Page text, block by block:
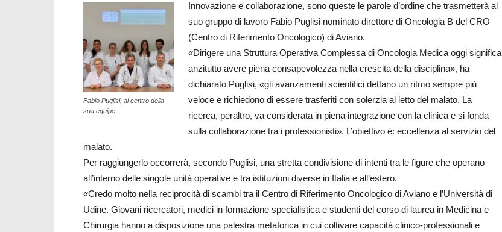
Fabio Puglisi, al centro della
sua équipe
Innovazione e collaborazione, sono queste le parole d’ordine che trasmetterà al
suo gruppo di lavoro Fabio Puglisi nominato direttore di Oncologia B del CRO
(Centro di Riferimento Oncologico) di Aviano.
«Dirigere una Struttura Operativa Complessa di Oncologia Medica oggi significa
anzitutto avere piena consapevolezza nella crescita della disciplina», ha
dichiarato Puglisi, «gli avanzamenti scientifici dettano un ritmo sempre più
veloce e richiedono di essere trasferiti con solerzia al letto del malato. La
ricerca, peraltro, va considerata in piena integrazione con la clinica e si fonda
sulla collaborazione tra i professionisti». L’obiettivo è: eccellenza al servizio del
malato.
Per raggiungerlo occorrerà, secondo Puglisi, una stretta condivisione di intenti tra le figure che operano
all’interno delle singole unità operative e tra istituzioni diverse in Italia e all’estero.
«Credo molto nella reciprocità di scambi tra il Centro di Riferimento Oncologico di Aviano e l’Università di
Udine. Giovani ricercatori, medici in formazione specialistica e studenti del corso di laurea in Medicina e
Chirurgia hanno a disposizione una palestra metaforica in cui coltivare capacità clinico-professionali e